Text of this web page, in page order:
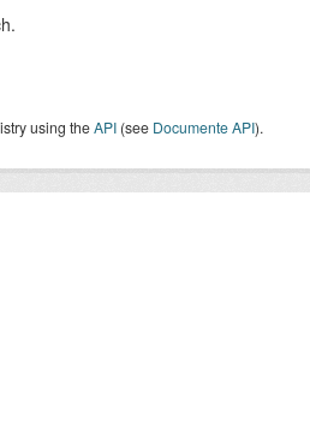
using theAPI (see Documente API).